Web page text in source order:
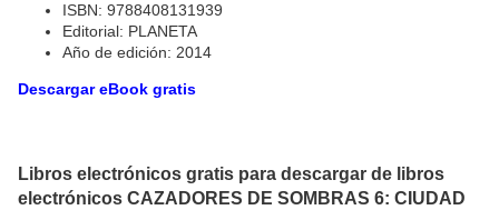
ISBN: 9788408131939
Editorial: PLANETA
Año de edición: 2014
Descargar eBook gratis
Libros electrónicos gratis para descargar de libros
electrónicos CAZADORES DE SOMBRAS 6: CIUDAD